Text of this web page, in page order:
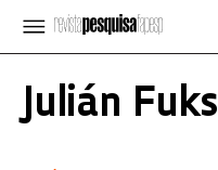
Julián Fuks